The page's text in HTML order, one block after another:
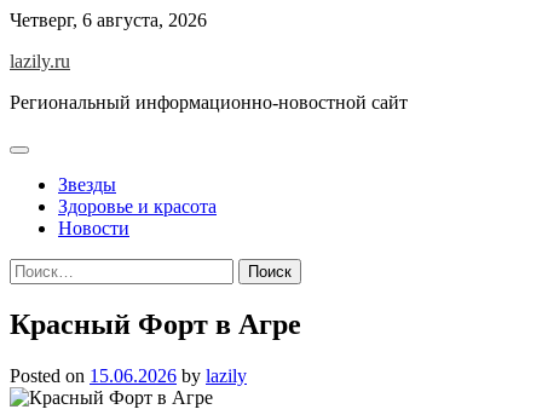
Skip
content
Четверг, 6 августа, 2026
lazily.ru
Региональный информационно-новостной сайт
Звезды
Здоровье и красота
Новости
Найти:
Красный Форт в Агре
Posted on 15.06.2026 by lazily